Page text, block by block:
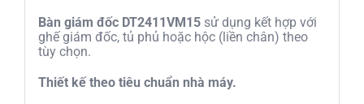
Bàn giám đốc DT2411VM15sử dụng kết hợp với
ghế giám đốc, tủ phủ hoặc hộc (liền chân) theo
tùy chọn.
Thiết kế theo tiêu chuẩn nhà máy.